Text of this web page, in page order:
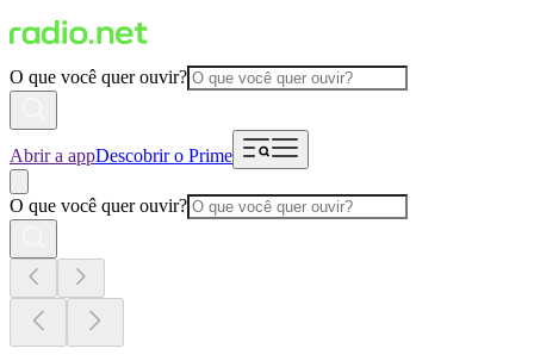
O que você quer ouvir?
Abrir a appDescobrir o Prime
O que você quer ouvir?